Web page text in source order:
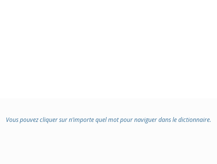
Vous pouvez cliquer sur n’importe quel mot pour naviguer dans le dictionnaire.